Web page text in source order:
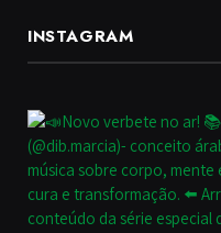
INSTAGRAM